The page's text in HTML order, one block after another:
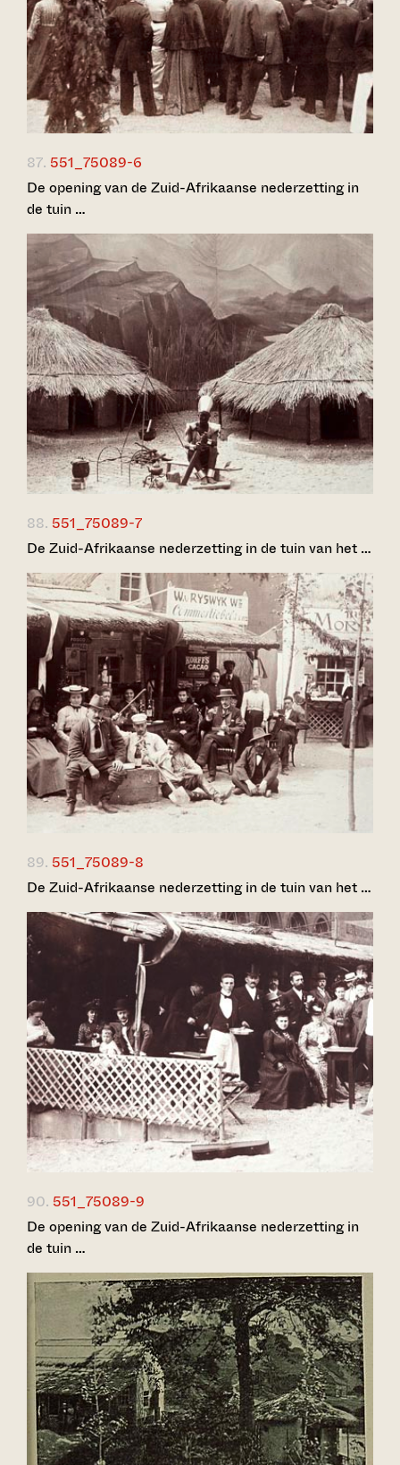
87. 551_75089-6
De opening van de Zuid-Afrikaanse nederzetting in
de tuin …
88. 551_75089-7
De Zuid-Afrikaanse nederzetting in de tuin van het …
89. 551_75089-8
De Zuid-Afrikaanse nederzetting in de tuin van het …
90. 551_75089-9
De opening van de Zuid-Afrikaanse nederzetting in
de tuin …